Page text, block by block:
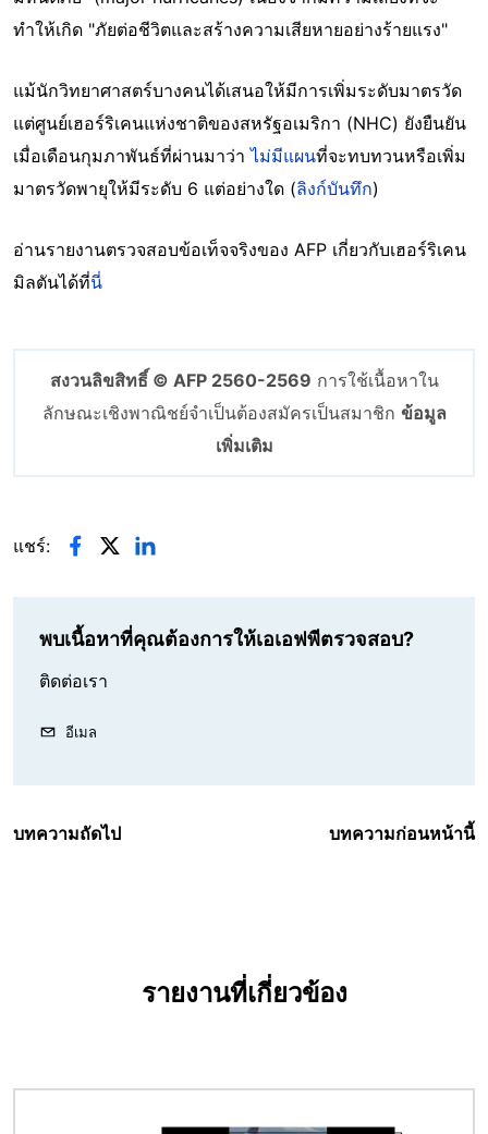
ทำให้เกิด "ภัยต่อชีวิตและสร้างความเสียหายอย่างร้ายแรง"
แม้นักวิทยาศาสตร์บางคนได้เสนอให้มีการเพิ่มระดับมาตรวัด
แต่ศูนย์เฮอร์ริเคนแห่งชาติของสหรัฐอเมริกา (NHC) ยังยืนยัน
เมื่อเดือนกุมภาพันธ์ที่ผ่านมาว่าไม่มีแผนที่จะทบทวนหรือเพิ่ม
มาตรวัดพายุให้มีระดับ 6 แต่อย่างใด (ลิงก์บันทึก)
อ่านรายงานตรวจสอบข้อเท็จจริงของ AFP เกี่ยวกับเฮอร์ริเคน
มิลตันได้ที่นี่
สงวนลิขสิทธิ์ © AFP 2560-2569 การใช้เนื้อหาใน
ลักษณะเชิงพาณิชย์จำเป็นต้องสมัครเป็นสมาชิก ข้อมูล
เพิ่มเติม
แชร์:
พบเนื้อหาที่คุณต้องการให้เอเอฟพีตรวจสอบ?
ติดต่อเรา
อีเมล
บทความถัดไป บทความก่อนหน้านี้
รายงานที่เกี่ยวข้อง